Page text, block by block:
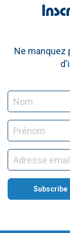
Ne manquez